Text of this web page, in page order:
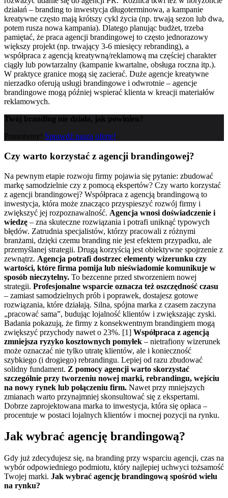
działań – branding to inwestycja długoterminowa, a kampanie
kreatywne często mają krótszy cykl życia (np. trwają sezon lub dwa,
potem rusza nowa kampania). Dlatego planując budżet, trzeba
pamiętać, że praca agencji brandingowej to często jednorazowy
większy projekt (np. trwający 3-6 miesięcy rebranding), a
współpraca z agencją kreatywną/reklamową ma częściej charakter
ciągły lub powtarzalny (kampanie kwartalne, obsługa roczna itp.).
W praktyce granice mogą się zacierać. Duże agencje kreatywne
nierzadko oferują usługi brandingowe i odwrotnie – agencje
brandingowe mogą później wspierać klienta w kreacji materiałów
reklamowych.
Twój branding nie działa, jak powinien?
Pomożemy! Sprawdź naszą ofertę!
Czy warto korzystać z agencji brandingowej?
Na pewnym etapie rozwoju firmy pojawia się pytanie: zbudować
markę samodzielnie czy z pomocą ekspertów? Czy warto korzystać
z agencji brandingowej? Współpraca z agencją brandingową to
inwestycja, która może znacząco przyspieszyć rozwój firmy i
zwiększyć jej rozpoznawalność. Agencja wnosi doświadczenie i
wiedzę – zna skuteczne rozwiązania i potrafi uniknąć typowych
błędów. Zatrudnia specjalistów, którzy pracowali z różnymi
branżami, dzięki czemu branding nie jest efektem przypadku, ale
przemyślanej strategii. Drugą korzyścią jest obiektywne spojrzenie z
zewnątrz. Agencja potrafi dostrzec elementy wizerunku czy
wartości, które firma pomija lub nieświadomie komunikuje w
sposób nieczytelny. To bezcenne przed stworzeniem nowej
strategii. Profesjonalne wsparcie oznacza też oszczędność czasu
– zamiast samodzielnych prób i poprawek, dostajesz gotowe
rozwiązania, które działają. Silna, spójna marka z czasem zaczyna
„pracować sama”, budując lojalność klientów i zwiększając zyski.
Badania pokazują, że firmy z konsekwentnym brandingiem mogą
zwiększyć przychody nawet o 23%. [1] Współpraca z agencją
zmniejsza ryzyko kosztownych pomyłek – nietrafiony wizerunek
może oznaczać nie tylko utratę klientów, ale i konieczność
szybkiego (i drogiego) rebrandingu. Lepiej od razu zbudować
solidny fundament. Z pomocy agencji warto skorzystać
szczególnie przy tworzeniu nowej marki, rebrandingu, wejściu
na nowy rynek lub połączeniu firm. Nawet przy mniejszych
zmianach warto przynajmniej skonsultować się z ekspertami.
Dobrze zaprojektowana marka to inwestycja, która się opłaca –
procentuje w postaci lojalnych klientów i mocnej pozycji na rynku.
Jak wybrać agencję brandingową?
Gdy już zdecydujesz się, na branding przy wsparciu agencji, czas na
wybór odpowiedniego podmiotu, który najlepiej uchwyci tożsamość
Twojej marki. Jak wybrać agencję brandingową spośród wielu
na rynku?